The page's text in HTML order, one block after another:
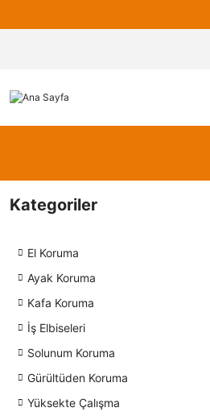
Kategoriler
El Koruma
Ayak Koruma
Kafa Koruma
İş Elbiseleri
Solunum Koruma
Gürültüden Koruma
Yüksekte Çalışma